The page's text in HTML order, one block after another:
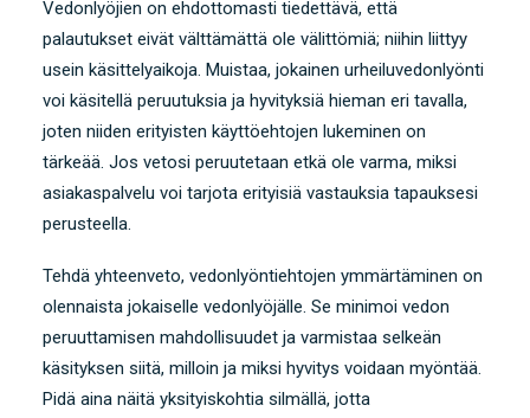
Vedonlyöjien on ehdottomasti tiedettävä, että
palautukset eivät välttämättä ole välittömiä; niihin liittyy
usein käsittelyaikoja. Muistaa, jokainen urheiluvedonlyönti
voi käsitellä peruutuksia ja hyvityksiä hieman eri tavalla,
joten niiden erityisten käyttöehtojen lukeminen on
tärkeää. Jos vetosi peruutetaan etkä ole varma, miksi
asiakaspalvelu voi tarjota erityisiä vastauksia tapauksesi
perusteella.
Tehdä yhteenveto, vedonlyöntiehtojen ymmärtäminen on
olennaista jokaiselle vedonlyöjälle. Se minimoi vedon
peruuttamisen mahdollisuudet ja varmistaa selkeän
käsityksen siitä, milloin ja miksi hyvitys voidaan myöntää.
Pidä aina näitä yksityiskohtia silmällä, jotta